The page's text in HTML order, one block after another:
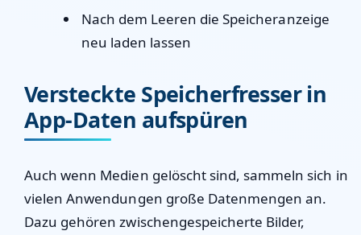
Nach dem Leeren die Speicheranzeige
neu laden lassen
Versteckte Speicherfresser in
App-Daten aufspüren
Auch wenn Medien gelöscht sind, sammeln sich in
vielen Anwendungen große Datenmengen an.
Dazu gehören zwischengespeicherte Bilder,